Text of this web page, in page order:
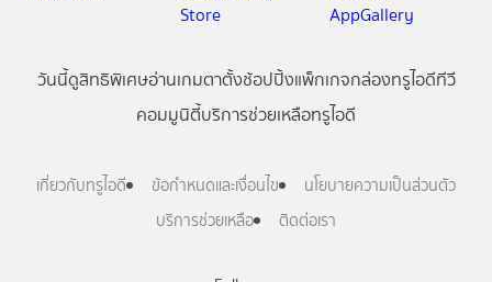
วันนี้ดูสิทธิพิเศษอ่านเกมตาตั้งช้อปปิ้งแพ็กเกจกล่องทรูไอดีทีวี
คอมมูนิตี้บริการช่วยเหลือทรูไอดี
เกี่ยวกับทรูไอดี ข้อกำหนดและเงื่อนไข
นโยบายความเป็นส่วนตัว
บริการช่วยเหลือ
ติดต่อเรา